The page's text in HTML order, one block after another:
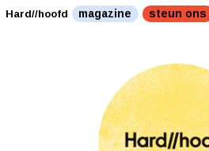
Hard//hoofd magazine steun ons